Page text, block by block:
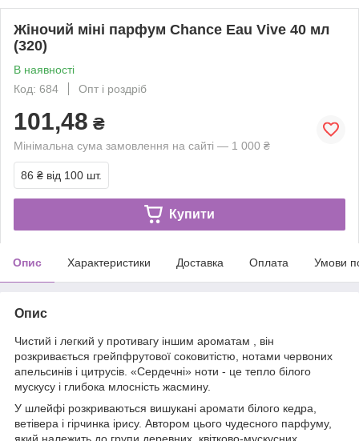
Жіночий міні парфум Chance Eau Vive 40 мл
(320)
В наявності
Код: 684
Опт і роздріб
101,48 ₴
Мінімальна сума замовлення на сайті — 1 000 ₴
86 ₴ від 100 шт.
Купити
Опис Характеристики Доставка Оплата Умови
Опис
Чистий і легкий у противагу іншим ароматам , він
розкривається грейпфрутової соковитістю, нотами червоних
апельсинів і цитрусів. «Сердечні» ноти - це тепло білого
мускусу і глибока млосність жасмину.
У шлейфі розкриваються вишукані аромати білого кедра,
ветівера і гірчинка ірису. Автором цього чудесного парфуму,
який належить до групи деревних, квітково-мускусних